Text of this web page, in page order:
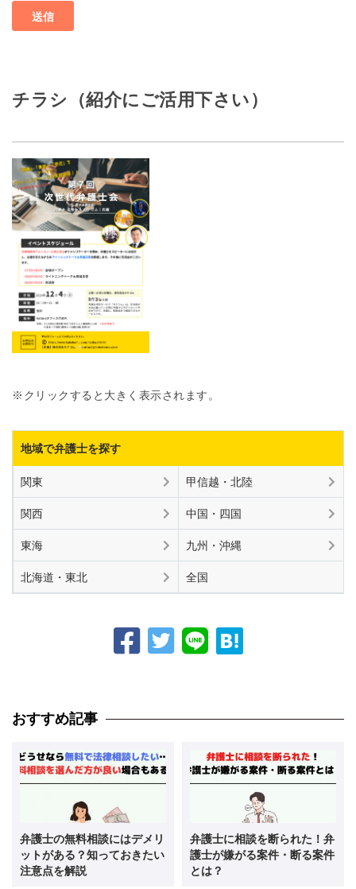
チラシ（紹介にご活用下さい）
※クリックすると大きく表示されます。
地域で弁護士を探す
関東 甲信越・北陸
関西 中国・四国
東海 九州・沖縄
北海道・東北 全国
おすすめ記事
弁護士の無料相談にはデメリ
ットがある？知っておきたい
注意点を解説
弁護士に相談を断られた！弁
護士が嫌がる案件・断る案件
とは？